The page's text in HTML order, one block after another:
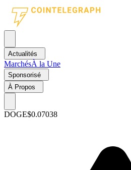
Actualités
MarchésÀ la Une
Sponsorisé
À Propos
DOGE$0.07038